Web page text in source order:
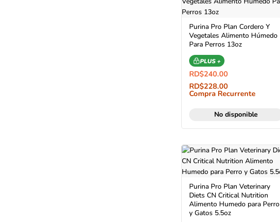
Purina Pro Plan Cordero Y
Vegetales Alimento Húmedo
Para Perros 13oz
PLUS +
RD$240.00
RD$228.00
Compra Recurrente
No disponible
Purina Pro Plan Veterinary
Diets CN Critical Nutrition
Alimento Humedo para Perro
y Gatos 5.5oz